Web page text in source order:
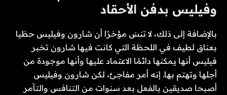
وفيليس بدفن الأحقاد
بالإضافة إلى ذلك، لا تنسَ مؤخرًا أن شارون وفيليس حظيا
بعناق لطيف في اللحظة التي كانت فيها شارون تخبر
فيليس أنها يمكنها دائمًا الاعتماد عليها وأنها موجودة من
أجلها وتهتم بها. إنه أمر مفاجئ، لكن شارون وفيليس
أصبحا صديقين بالفعل بعد سنوات من التنافس والتآمر